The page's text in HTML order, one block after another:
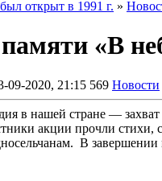
открыт в 1991 г. »
«В
09-2020, 21:15 569 Новости
в нашей стране —
акции прочли
В завершении